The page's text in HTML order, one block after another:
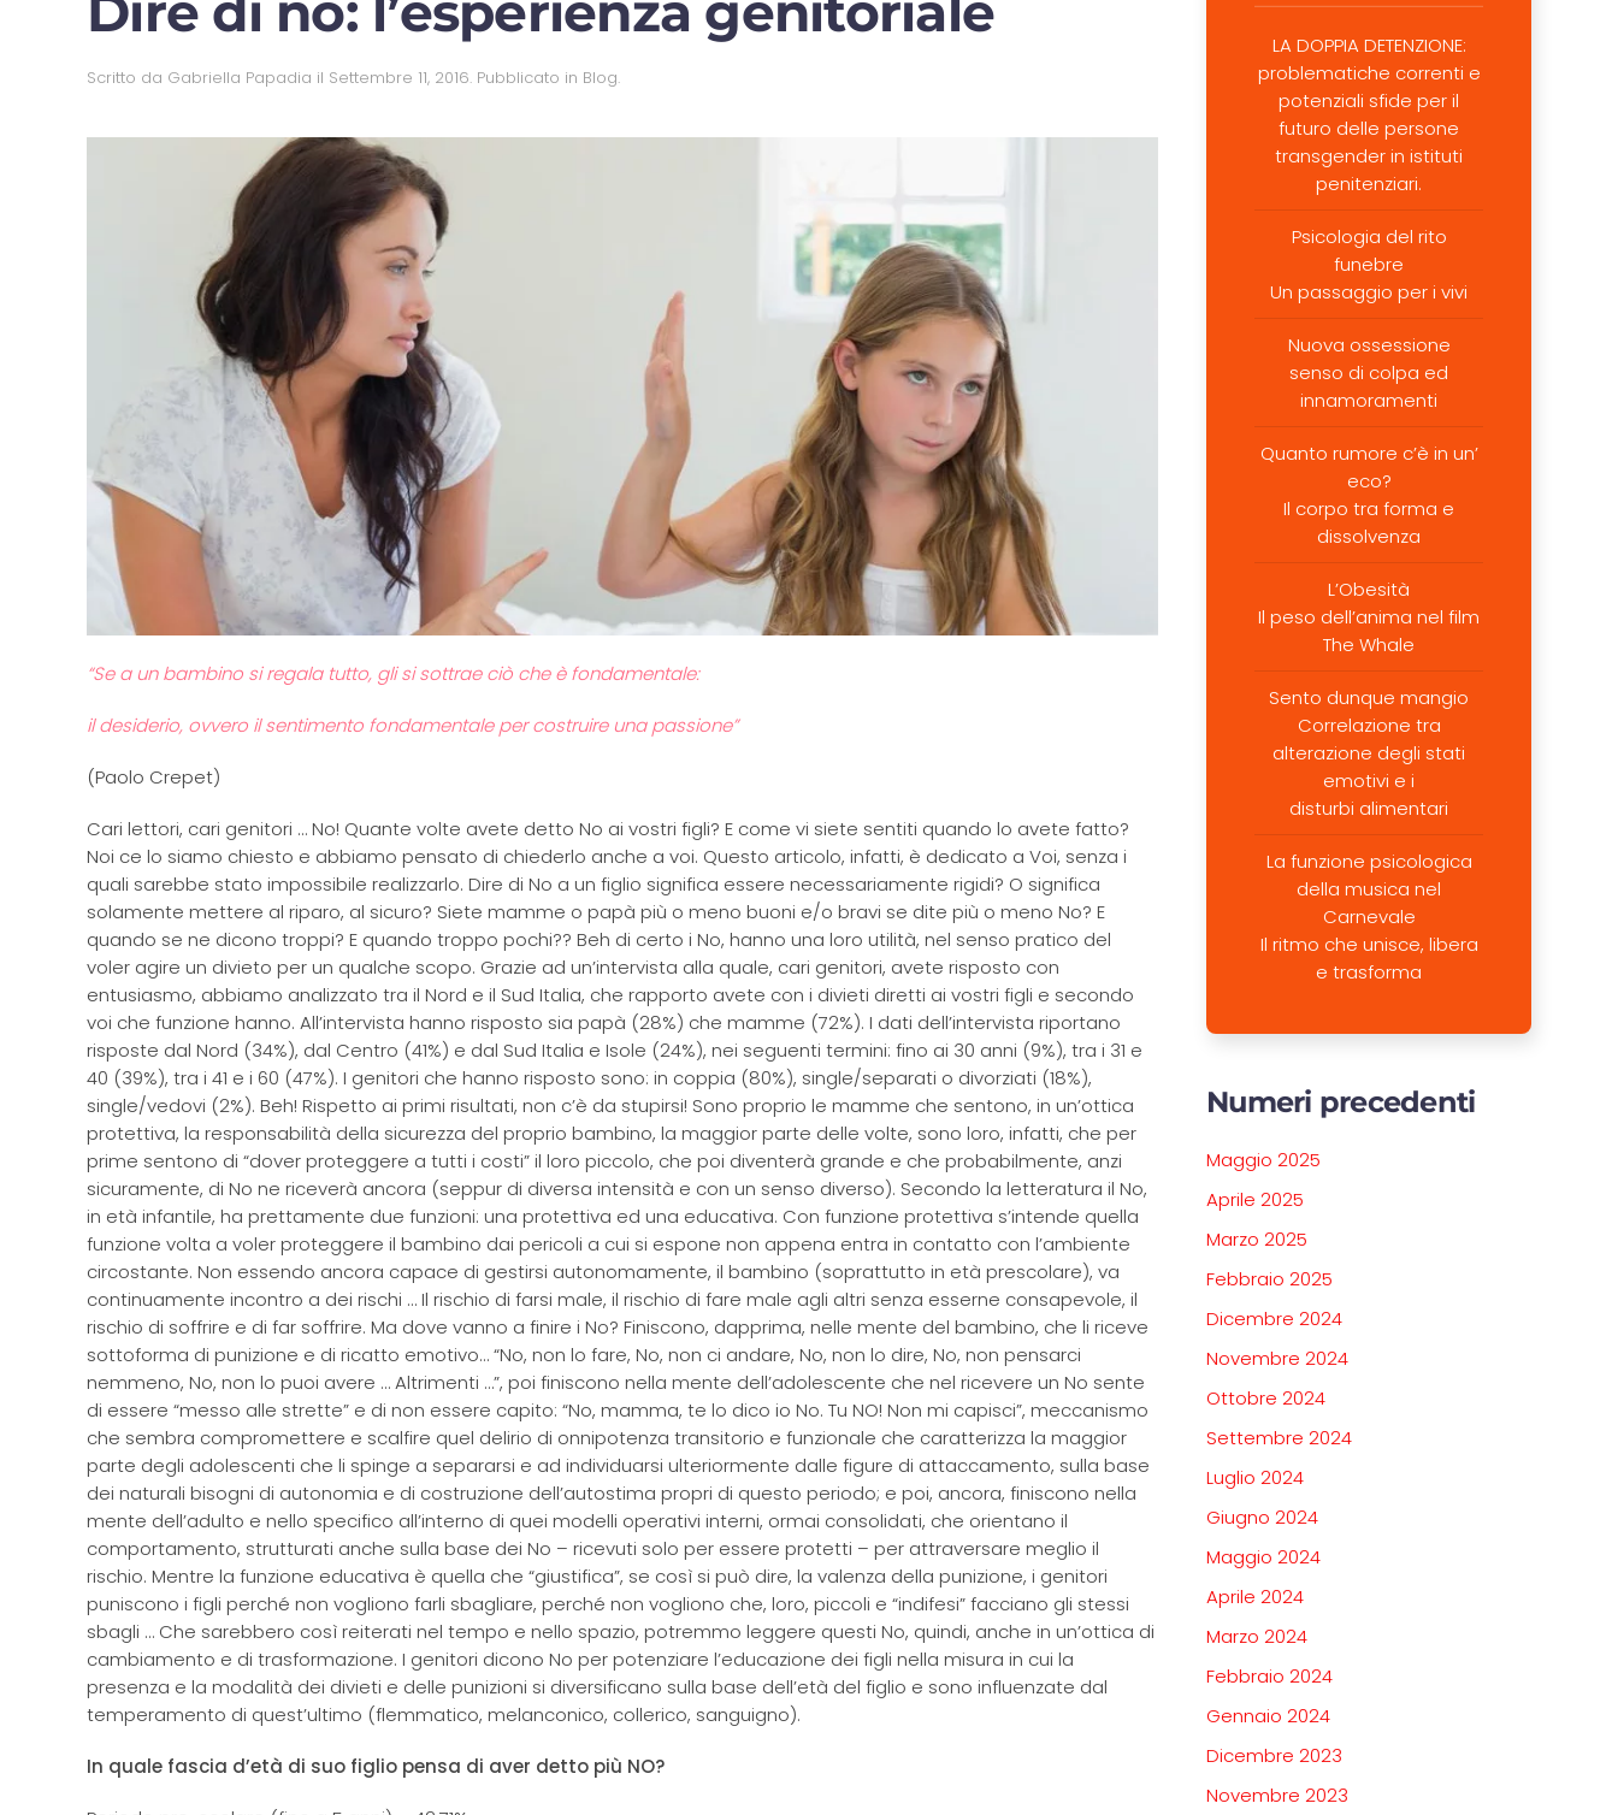
Scritto da Gabriella Papadia il Settembre 11, 2016. Pubblicato in Blog.
“Se a un bambino si regala tutto, gli si sottrae ciò che è fondamentale:
il desiderio, ovvero il sentimento fondamentale per costruire una passione”
(Paolo Crepet)
Cari lettori, cari genitori … No! Quante volte avete detto No ai vostri figli? E come vi siete sentiti quando lo avete fatto?
Noi ce lo siamo chiesto e abbiamo pensato di chiederlo anche a voi. Questo articolo, infatti, è dedicato a Voi, senza i
quali sarebbe stato impossibile realizzarlo. Dire di No a un figlio significa essere necessariamente rigidi? O significa
solamente mettere al riparo, al sicuro? Siete mamme o papà più o meno buoni e/o bravi se dite più o meno No? E
quando se ne dicono troppi? E quando troppo pochi?? Beh di certo i No, hanno una loro utilità, nel senso pratico del
voler agire un divieto per un qualche scopo. Grazie ad un’intervista alla quale, cari genitori, avete risposto con
entusiasmo, abbiamo analizzato tra il Nord e il Sud Italia, che rapporto avete con i divieti diretti ai vostri figli e secondo
voi che funzione hanno. All’intervista hanno risposto sia papà (28%) che mamme (72%). I dati dell’intervista riportano
risposte dal Nord (34%), dal Centro (41%) e dal Sud Italia e Isole (24%), nei seguenti termini: fino ai 30 anni (9%), tra i 31 e
40 (39%), tra i 41 e i 60 (47%). I genitori che hanno risposto sono: in coppia (80%), single/separati o divorziati (18%),
single/vedovi (2%). Beh! Rispetto ai primi risultati, non c’è da stupirsi! Sono proprio le mamme che sentono, in un’ottica
protettiva, la responsabilità della sicurezza del proprio bambino, la maggior parte delle volte, sono loro, infatti, che per
prime sentono di “dover proteggere a tutti i costi” il loro piccolo, che poi diventerà grande e che probabilmente, anzi
sicuramente, di No ne riceverà ancora (seppur di diversa intensità e con un senso diverso). Secondo la letteratura il No,
in età infantile, ha prettamente due funzioni: una protettiva ed una educativa. Con funzione protettiva s’intende quella
funzione volta a voler proteggere il bambino dai pericoli a cui si espone non appena entra in contatto con l’ambiente
circostante. Non essendo ancora capace di gestirsi autonomamente, il bambino (soprattutto in età prescolare), va
continuamente incontro a dei rischi … Il rischio di farsi male, il rischio di fare male agli altri senza esserne consapevole, il
rischio di soffrire e di far soffrire. Ma dove vanno a finire i No? Finiscono, dapprima, nelle mente del bambino, che li riceve
sottoforma di punizione e di ricatto emotivo… “No, non lo fare, No, non ci andare, No, non lo dire, No, non pensarci
nemmeno, No, non lo puoi avere … Altrimenti …”, poi finiscono nella mente dell’adolescente che nel ricevere un No sente
di essere “messo alle strette” e di non essere capito: “No, mamma, te lo dico io No. Tu NO! Non mi capisci”, meccanismo
che sembra compromettere e scalfire quel delirio di onnipotenza transitorio e funzionale che caratterizza la maggior
parte degli adolescenti che li spinge a separarsi e ad individuarsi ulteriormente dalle figure di attaccamento, sulla base
dei naturali bisogni di autonomia e di costruzione dell’autostima propri di questo periodo; e poi, ancora, finiscono nella
mente dell’adulto e nello specifico all’interno di quei modelli operativi interni, ormai consolidati, che orientano il
comportamento, strutturati anche sulla base dei No – ricevuti solo per essere protetti – per attraversare meglio il
rischio. Mentre la funzione educativa è quella che “giustifica”, se così si può dire, la valenza della punizione, i genitori
puniscono i figli perché non vogliono farli sbagliare, perché non vogliono che, loro, piccoli e “indifesi” facciano gli stessi
sbagli … Che sarebbero così reiterati nel tempo e nello spazio, potremmo leggere questi No, quindi, anche in un’ottica di
cambiamento e di trasformazione. I genitori dicono No per potenziare l’educazione dei figli nella misura in cui la
presenza e la modalità dei divieti e delle punizioni si diversificano sulla base dell’età del figlio e sono influenzate dal
temperamento di quest’ultimo (flemmatico, melanconico, collerico, sanguigno).
In quale fascia d’età di suo figlio pensa di aver detto più NO?
LA DOPPIA DETENZIONE:
problematiche correnti e
potenziali sfide per il
futuro delle persone
transgender in istituti
penitenziari.
Psicologia del rito
funebre
Un passaggio per i vivi
Nuova ossessione
senso di colpa ed
innamoramenti
Quanto rumore c’è in un’
eco?
Il corpo tra forma e
dissolvenza
L’Obesità
Il peso dell’anima nel film
The Whale
Sento dunque mangio
Correlazione tra
alterazione degli stati
emotivi e i
disturbi alimentari
La funzione psicologica
della musica nel
Carnevale
Il ritmo che unisce, libera
e trasforma
Numeri precedenti
Maggio 2025
Aprile 2025
Marzo 2025
Febbraio 2025
Dicembre 2024
Novembre 2024
Ottobre 2024
Settembre 2024
Luglio 2024
Giugno 2024
Maggio 2024
Aprile 2024
Marzo 2024
Febbraio 2024
Gennaio 2024
Dicembre 2023
Novembre 2023